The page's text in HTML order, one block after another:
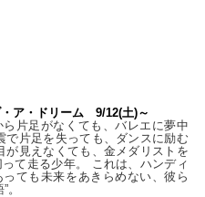
ア・ドリーム 9/12(土)～
ら片足がなくても、バレエに夢中
で片足を失っても、ダンスに励む
が見えなくても、金メダリストを
て走る少年。 これは、ハンディ
っても未来をあきらめない、彼ら
。